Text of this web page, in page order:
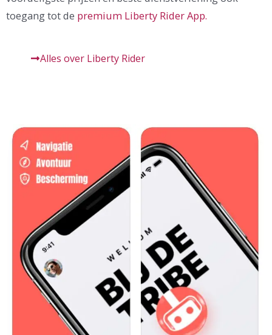
toegang tot de premium Liberty Rider App.
Alles over Liberty Rider